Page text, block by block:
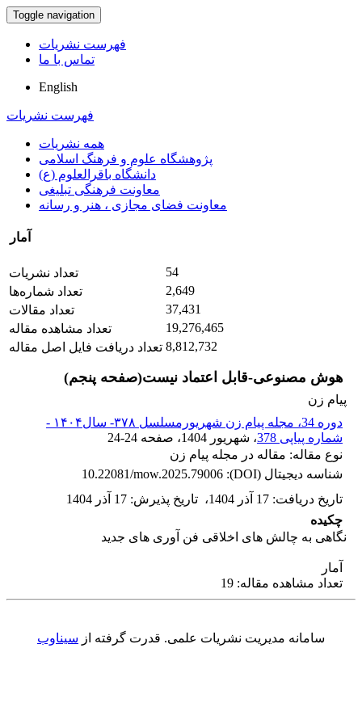
Toggle navigation
فهرست نشریات
تماس با ما
English
فهرست نشریات
همه نشریات
پژوهشگاه علوم و فرهنگ اسلامی
دانشگاه باقرالعلوم (ع)
معاونت فرهنگی تبلیغی
معاونت فضای مجازی ، هنر و رسانه
آمار
تعداد نشریات
54
تعداد شماره‌ها
2,649
تعداد مقالات
37,431
تعداد مشاهده مقاله
19,276,465
تعداد دریافت فایل اصل مقاله 8,812,732
هوش مصنوعی-قابل اعتماد نیست(صفحه پنجم)
پیام زن
دوره 34، مجله پیام زن شهریورمسلسل ۳۷۸- سال۱۴۰۴ -
شماره پیاپی 378
، شهریور 1404 ، صفحه 24-24
نوع مقاله: مقاله در مجله پیام زن
شناسه دیجیتال (DOI):
10.22081/mow.2025.79006
تاریخ دریافت: 17 آذر 1404 ، تاریخ پذیرش: 17 آذر 1404
چکیده
نگاهی به چالش های اخلاقی فن آوری های جدید
آمار
تعداد مشاهده مقاله: 19
سامانه مدیریت نشریات علمی. قدرت گرفته از سیناوب